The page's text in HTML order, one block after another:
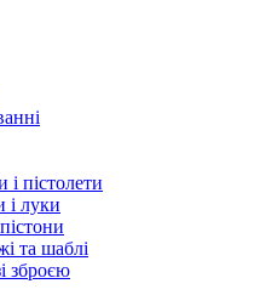
і пістолети
і луки
та шаблі
зброєю